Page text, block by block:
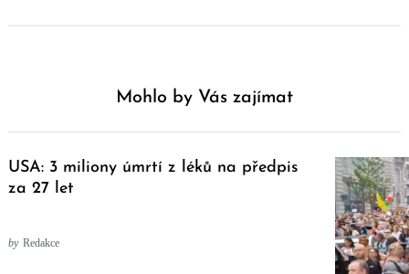
Mohlo by Vás zajímat
USA: 3 miliony úmrtí z léků na předpis
za 27 let
by Redakce